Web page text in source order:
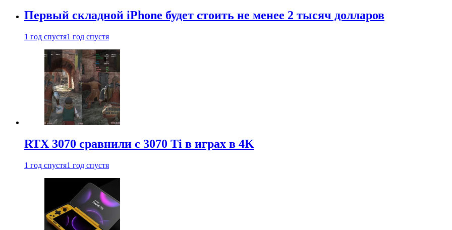
Первый складной iPhone будет стоить не менее 2 тысяч долларов
1 год спустя1 год спустя
RTX 3070 сравнили с 3070 Ti в играх в 4K
1 год спустя1 год спустя